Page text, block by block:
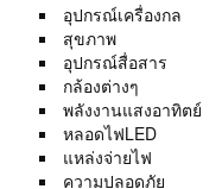
อุปกรณ์เครื่องกล
สุขภาพ
อุปกรณ์สื่อสาร
กล้องต่างๆ
พลังงานแสงอาทิตย์
หลอดไฟLED
แหล่งจ่ายไฟ
ความปลอดภัย